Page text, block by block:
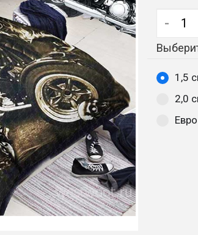
-
1,5
2,0